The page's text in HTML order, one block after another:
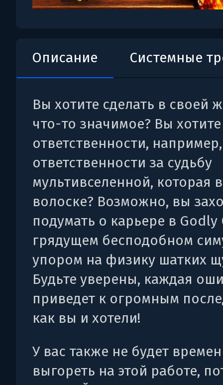
Описание Системные
Вы хотите сделать в своей
что-то значимое? Вы
ответственности, например,
ответственности за судьбу
мультивселенной, которая
волоске? Возможно, вы
подумать о карьере в Godly
грядущем бесподобном
упором на физику шатких
Будьте уверены, каждая
приведет к огромным
как вы и хотели!
У вас также не будет
выгореть на этой работе,